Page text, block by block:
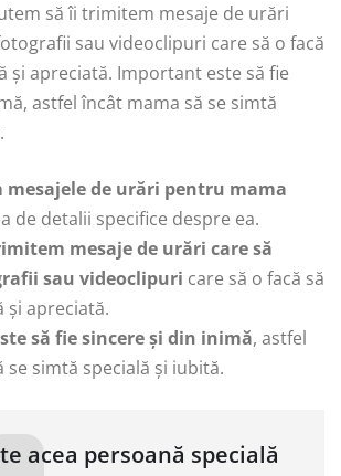
să îi trimitem mesaje de urări
sau videoclipuri care să o facă
și apreciată. Important este să fie
astfel încât mama să se simtă
mesajele de urări pentru mama
de detalii specifice despre ea.
mesaje de urări care să
sau videoclipuri care să o facă să
și apreciată.
să fie sincere și din inimă, astfel
se simtă specială și iubită.
acea persoană specială